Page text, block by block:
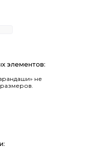
элементов:
не